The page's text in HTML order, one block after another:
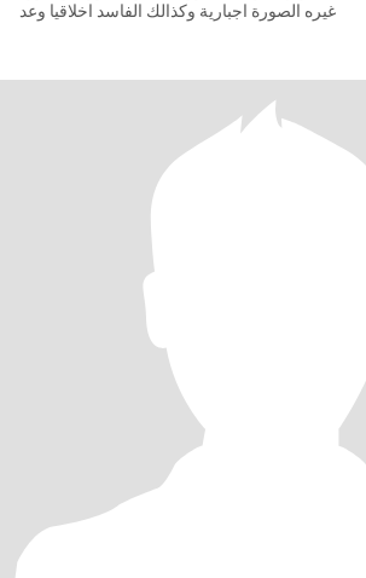
غيره الصورة اجبارية وكذالك الفاسد اخلاقيا وعد